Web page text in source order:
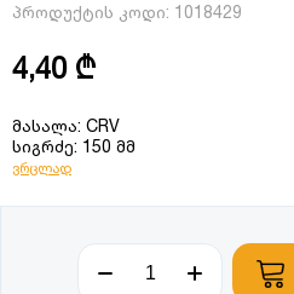
პროდუქტის კოდი: 1018429
4,40 ₾
მასალა: CRV
სიგრძე: 150 მმ
ვრცლად